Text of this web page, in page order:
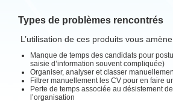
Types de problèmes rencontrés
L’utilisation de ces produits vous
Manque de temps des candidats pour
saisie d’information souvent compliquée)
Organiser, analyser et classer
Filtrer manuellement les CV pour en faire
Perte de temps associée au désistement
l’organisation